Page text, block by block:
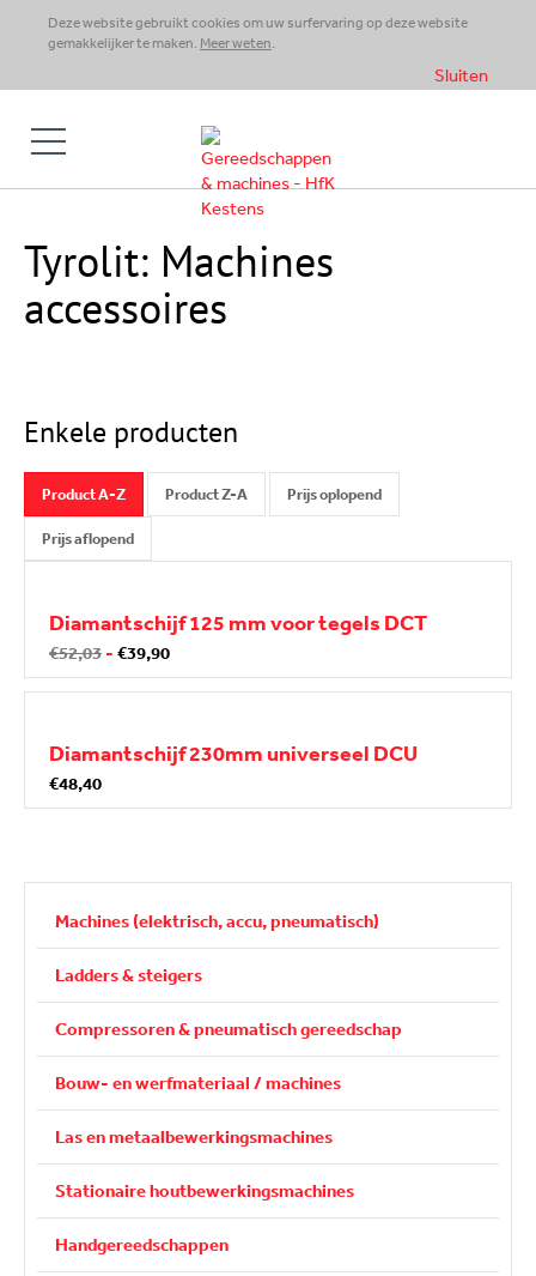
Deze website gebruikt cookies om uw surfervaring op deze website
gemakkelijker te maken. Meer weten.
Sluiten
Tyrolit: Machines
accessoires
Enkele producten
Product A-Z Product Z-A Prijs oplopend
Prijs aflopend
Diamantschijf 125 mm voor tegels DCT
€52,03 - €39,90
Diamantschijf 230mm universeel DCU
€48,40
Machines (elektrisch, accu, pneumatisch)
Ladders & steigers
Compressoren & pneumatisch gereedschap
Bouw- en werfmateriaal / machines
Las en metaalbewerkingsmachines
Stationaire houtbewerkingsmachines
Handgereedschappen